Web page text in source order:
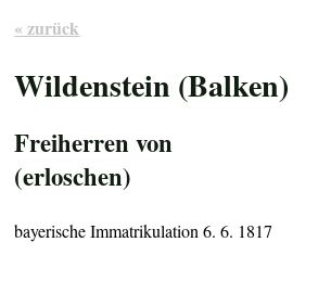
« zurück
Wildenstein (Balken)
Freiherren von
(erloschen)
bayerische Immatrikulation 6. 6. 1817